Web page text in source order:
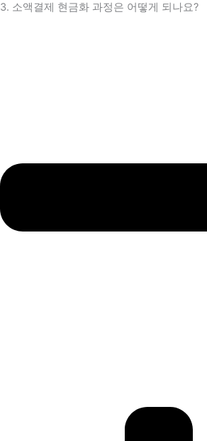
3. 소액결제 현금화 과정은 어떻게 되나요?